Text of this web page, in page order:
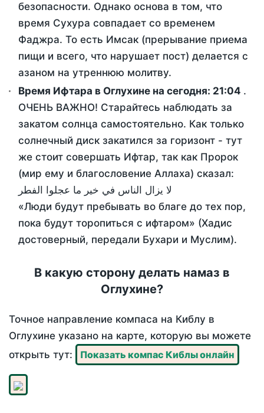
безопасности. Однако основа в том, что
время Сухура совпадает со временем
Фаджра. То есть Имсак (прерывание приема
пищи и всего, что нарушает пост) делается с
азаном на утреннюю молитву.
Время Ифтара в Оглухине на сегодня: 21:04 .
ОЧЕНЬ ВАЖНО! Старайтесь наблюдать за
закатом солнца самостоятельно. Как только
солнечный диск закатился за горизонт - тут
же стоит совершать Ифтар, так как Пророк
(мир ему и благословение Аллаха) сказал:
لا يزال الناس في خير ما عجلوا الفطر
«Люди будут пребывать во благе до тех пор,
пока будут торопиться с ифтаром» (Хадис
достоверный, передали Бухари и Муслим).
В какую сторону делать намаз в
Оглухине?
Точное направление компаса на Киблу в
Оглухине указано на карте, которую вы можете
открыть тут:
Показать компас Киблы онлайн